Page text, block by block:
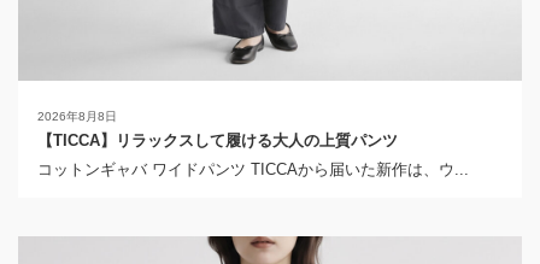
2026年8月8日
【TICCA】リラックスして履ける大人の上質パンツ
コットンギャバ ワイドパンツ TICCAから届いた新作は、ウ...